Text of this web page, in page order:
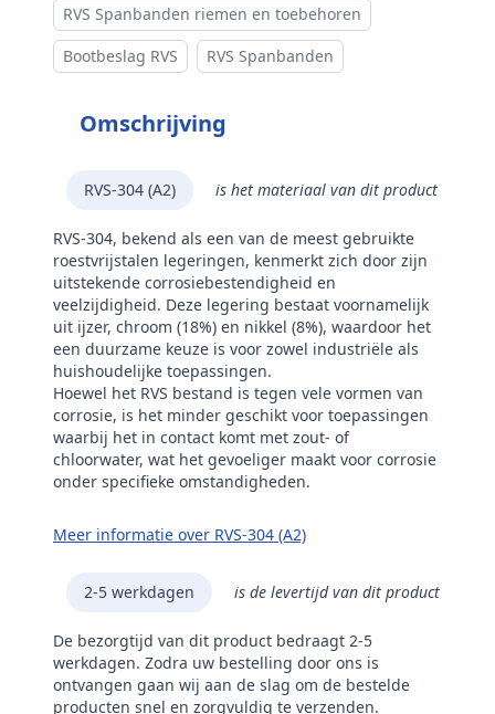
RVS Spanbanden riemen en toebehoren
Bootbeslag RVS
RVS Spanbanden
Omschrijving
RVS-304 (A2) is het materiaal van dit product
RVS-304, bekend als een van de meest gebruikte
roestvrijstalen legeringen, kenmerkt zich door zijn
uitstekende corrosiebestendigheid en
veelzijdigheid. Deze legering bestaat voornamelijk
uit ijzer, chroom (18%) en nikkel (8%), waardoor het
een duurzame keuze is voor zowel industriële als
huishoudelijke toepassingen.
Hoewel het RVS bestand is tegen vele vormen van
corrosie, is het minder geschikt voor toepassingen
waarbij het in contact komt met zout- of
chloorwater, wat het gevoeliger maakt voor corrosie
onder specifieke omstandigheden.
Meer informatie over RVS-304 (A2)
2-5 werkdagen is de levertijd van dit product
De bezorgtijd van dit product bedraagt 2-5
werkdagen. Zodra uw bestelling door ons is
ontvangen gaan wij aan de slag om de bestelde
producten snel en zorgvuldig te verzenden.